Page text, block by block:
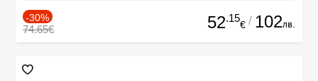
-30%
74.65€ 52.15
€ / 102лв.